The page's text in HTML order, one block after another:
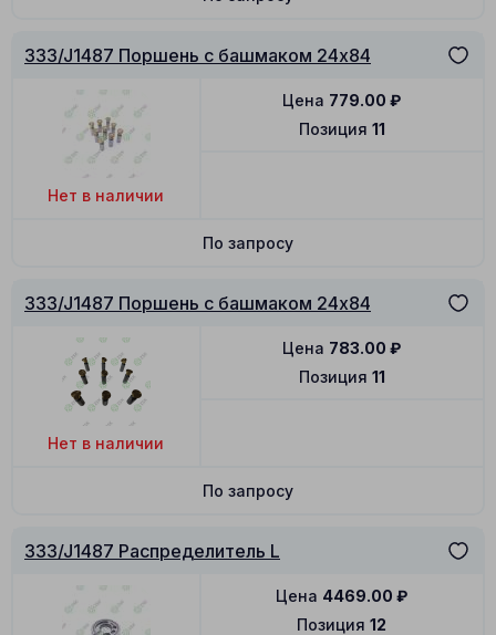
333/J1487 Поршень с башмаком 24x84
Нет в наличии
Позиция 11
Цена 779.00 ₽
По запросу
333/J1487 Поршень с башмаком 24x84
Нет в наличии
Позиция 11
Цена 783.00 ₽
По запросу
333/J1487 Распределитель L
Позиция 12
Цена 4469.00 ₽